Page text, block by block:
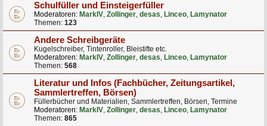
Schulfüller und Einsteigerfüller
Moderatoren: MarkIV, Zollinger, desas, Linceo, Lamynator
Themen: 123
Andere Schreibgeräte
Kugelschreiber, Tintenroller, Bleistifte etc.
Moderatoren: MarkIV, Zollinger, desas, Linceo, Lamynator
Themen: 568
Literatur und Infos (Fachbücher, Zeitungsartikel,
Sammlertreffen, Börsen)
Füllerbücher und Materialien, Sammlertreffen, Börsen, Termine
Moderatoren: MarkIV, Zollinger, desas, Linceo, Lamynator
Themen: 865